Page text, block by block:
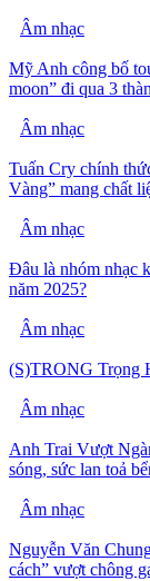
Âm nhạc
Mỹ Anh công bố
moon” đi qua 3
Âm nhạc
Tuấn Cry chính
Vàng” mang chất
Âm nhạc
Đâu là nhóm nhạc
năm 2025?
Âm nhạc
(S)TRONG Trọng
Âm nhạc
Anh Trai Vượt
sóng, sức lan toả
Âm nhạc
Nguyễn Văn
cách” vượt chông